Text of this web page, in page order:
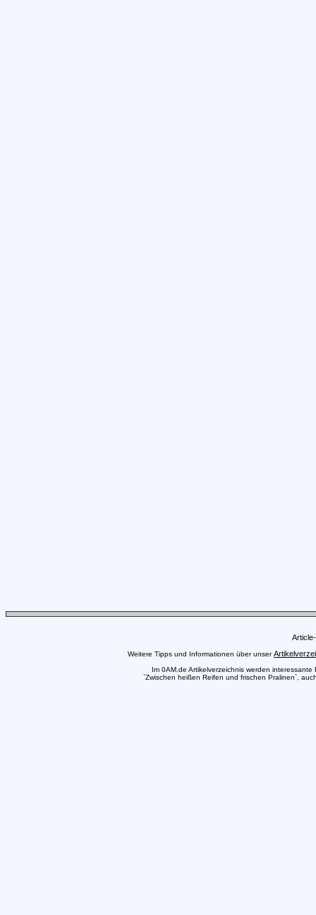
Weitere Tipps und Informationen über unser
Im 0AM.de Artikelverzeichnis werden
`Zwischen heißen Reifen und frischen Pralinen`,